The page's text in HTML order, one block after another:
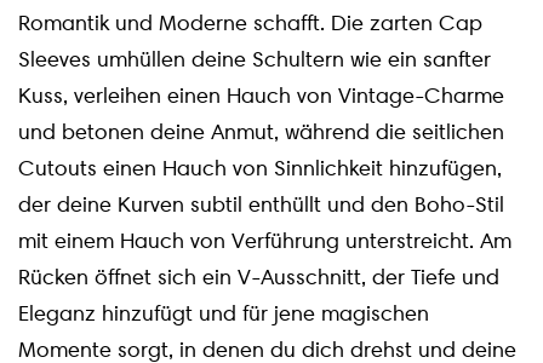
Romantik und Moderne schafft. Die zarten Cap
Sleeves umhüllen deine Schultern wie ein sanfter
Kuss, verleihen einen Hauch von Vintage-Charme
und betonen deine Anmut, während die seitlichen
Cutouts einen Hauch von Sinnlichkeit hinzufügen,
der deine Kurven subtil enthüllt und den Boho-Stil
mit einem Hauch von Verführung unterstreicht. Am
Rücken öffnet sich ein V-Ausschnitt, der Tiefe und
Eleganz hinzufügt und für jene magischen
Momente sorgt, in denen du dich drehst und deine